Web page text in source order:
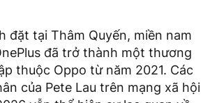
đặt tại Thâm Quyến, miền nam
đã trở thành một thương
thuộc Oppo từ năm 2021. Các
của Pete Lau trên mạng xã hội